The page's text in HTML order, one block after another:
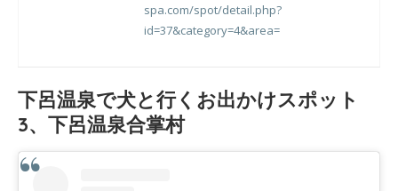
spa.com/spot/detail.php?
id=37&category=4&area=
下呂温泉で犬と行くお出かけスポット
3、下呂温泉合掌村